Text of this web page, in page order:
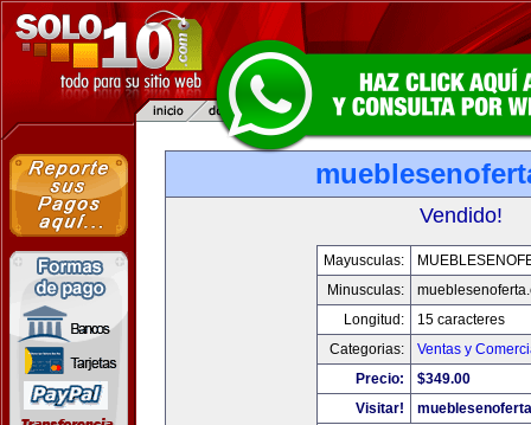
Vendido!
Mayusculas:
Minusculas:
Longitud:
15 caracteres
Categorias:
Ventas y
Precio:
$349.00
Visitar!